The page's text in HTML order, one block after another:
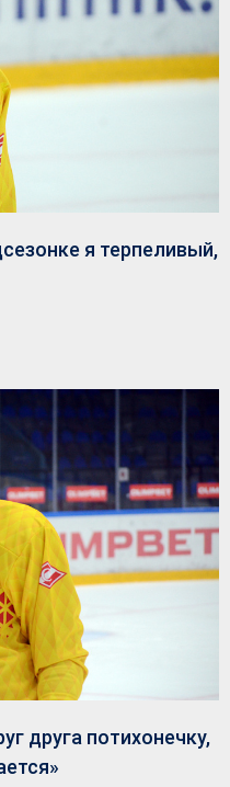
я терпеливый,
друга потихонечку,